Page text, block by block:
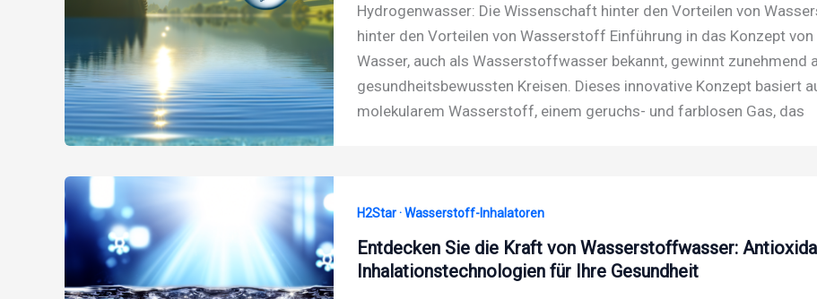
Hydrogenwasser: Die Wissenschaft hinter den Vorteilen von
hinter den Vorteilen von Wasserstoff Einführung in das Konzept
Wasser, auch als Wasserstoffwasser bekannt, gewinnt zunehmend
gesundheitsbewussten Kreisen. Dieses innovative Konzept basiert
molekularem Wasserstoff, einem geruchs- und farblosen Gas, das
H2Star · Wasserstoff-Inhalatoren
Entdecken Sie die Kraft von Wasserstoffwasser:
Inhalationstechnologien für Ihre Gesundheit